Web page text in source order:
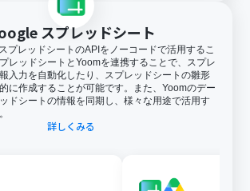
スプレッドシート
プレッドシートのAPIをノーコードで活用するこ
レッドシートとYoomを連携することで、スプレ
入力を自動化したり、スプレッドシートの雛形
に作成することが可能です。また、Yoomのデー
ドシートの情報を同期し、様々な用途で活用す
詳しくみる